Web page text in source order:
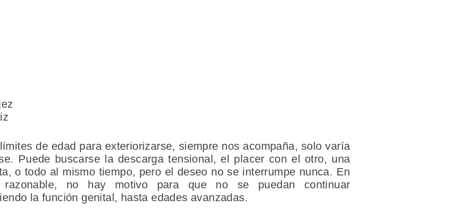
de edad para exteriorizarse, siempre nos acompaña, solo varía
Puede buscarse la descarga tensional, el placer con el otro, una
o todo al mismo tiempo, pero el deseo no se interrumpe nunca. En
no hay motivo para que no se puedan continuar
la función genital, hasta edades avanzadas.